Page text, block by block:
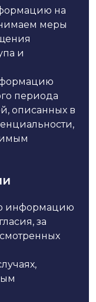
на
меры
и
периода
описанных в
информацию
за